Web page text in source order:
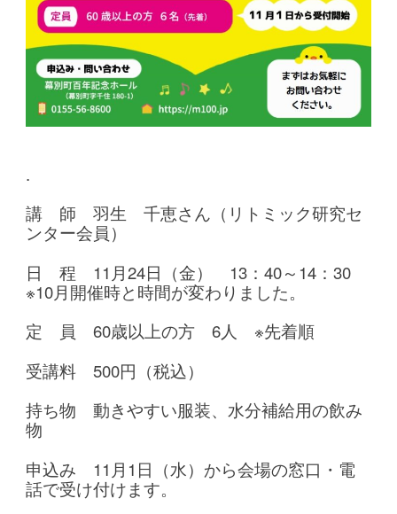
.
講 師 羽生 千恵さん（リトミック研究セ
ンター会員）
日 程 11月24日（金） 13：40～14：30
※10月開催時と時間が変わりました。
定 員 60歳以上の方 6人 ※先着順
受講料 500円（税込）
持ち物 動きやすい服装、水分補給用の飲み
物
申込み 11月1日（水）から会場の窓口・電
話で受け付けます。